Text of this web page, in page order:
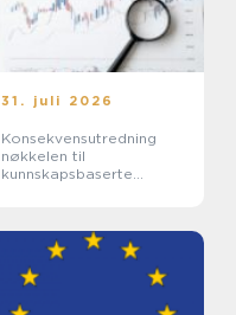
31. juli 2026
Konsekvensutredning
nøkkelen til
kunnskapsbaserte